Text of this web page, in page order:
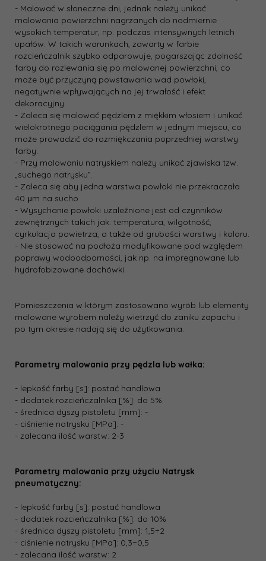
- Malować w słoneczne dni, jednak należy unikać
malowania powierzchni nagrzanych do nadmiernie
wysokich temperatur, np. podczas intensywnych letnich
upałów. W takich warunkach, zawarty w farbie
rozcieńczalnik szybko odparowuje, pogarszając zdolność
farby do rozlewania się po malowanej powierzchni, co
może być przyczyną powstawania wad powłoki,
negatywnie wpływających na jej trwałość i efekt
dekoracyjny.
- Zaleca się malować pędzlem z miękkim włosiem i unikać
wielokrotnego pociągania pędzlem w jednym miejscu, co
może prowadzić do rozmiękczania poprzedniej warstwy
farby.
- Przy malowaniu natryskiem należy unikać zjawiska tzw.
„suchego natrysku”.
- Zaleca się aby jedna warstwa powłoki nie przekraczała
40 μm na sucho
- Wysychanie powłoki uzależnione jest od czynników
zewnętrznych takich jak: temperatura, wilgotność,
cyrkulacja powietrza, a także od grubości warstwy i koloru.
- Nie stosować na podłoża modyfikowane pod względem
poprawy wodoodporności, jak np. na impregnowane lub
hydrofobizowane dachówki.
Pomieszczenia w którym zastosowano wyrób lub elementy
malowane wyrobem należy wietrzyć do zaniku zapachu i
po tym okresie nadają się do użytkowania.
Parametry malowania przy pędzla lub wałka:
- lepkość farby [s]: postać handlowa
- dodatek rozcieńczalnika [%]: do 5%
- średnica dyszy pistoletu [mm]: -
- ciśnienie natrysku [MPa]: -
- zalecana ilość warstw: 2-3
Parametry malowania przy użyciu Natrysk
pneumatyczny:
- lepkość farby [s]: postać handlowa
- dodatek rozcieńczalnika [%]: do 10%
- średnica dyszy pistoletu [mm]: 1,5÷2
- ciśnienie natrysku [MPa]: 0,3÷0,5
- zalecana ilość warstw: 2